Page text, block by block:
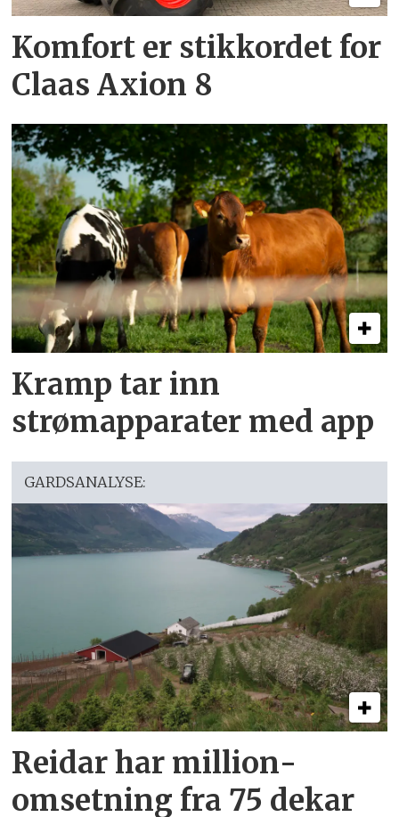
Komfort er stikkordet for
Claas Axion 8
Kramp tar inn
strømapparater med app
GARDSANALYSE:
Reidar har million­
omsetning fra 75 dekar